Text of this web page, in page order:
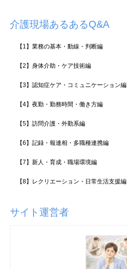
介護現場あるあるQ&A
【1】業務の基本・動線・判断編
【2】身体介助・ケア技術編
【3】認知症ケア・コミュニケーション編
【4】夜勤・勤務時間・働き方編
【5】訪問介護・外勤系編
【6】記録・報連相・多職種連携編
【7】新人・育成・職場環境編
【8】レクリエーション・日常生活支援編
サイト運営者